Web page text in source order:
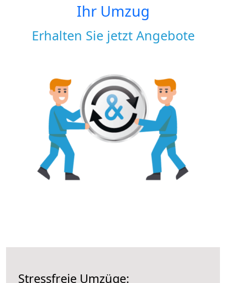
Ihr Umzug
Erhalten Sie jetzt Angebote
Stressfreie Umzüge: